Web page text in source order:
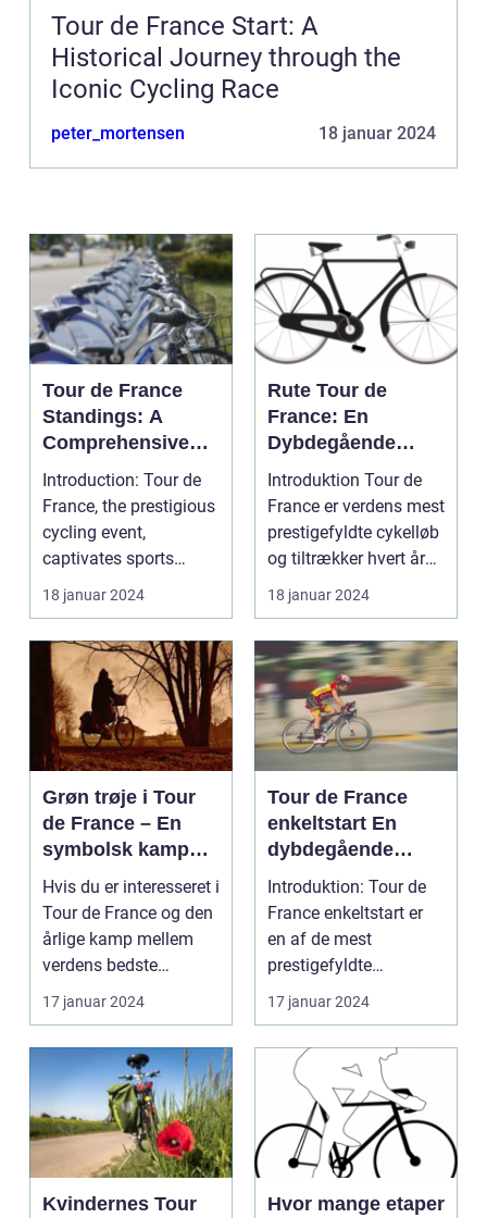
Tour de France Start: A
Historical Journey through the
Iconic Cycling Race
peter_mortensen 18 januar 2024
Tour de France
Standings: A
Comprehensive
Guide for Cycling
Enthusiasts
Introduction: Tour de
France, the prestigious
cycling event,
captivates sports
enthusiasts worldwid...
18 januar 2024
Rute Tour de
France: En
Dybdegående
Gennemgang af
Den Mest
Prestigefyldte
Cykelløbsrute i
Verden
Introduktion Tour de
France er verdens mest
prestigefyldte cykelløb
og tiltrækker hvert år
millioner...
18 januar 2024
Grøn trøje i Tour
de France – En
symbolsk kamp
om point
Hvis du er interesseret i
Tour de France og den
årlige kamp mellem
verdens bedste
cykelryttere, har ...
17 januar 2024
Tour de France
enkeltstart En
dybdegående
analyse af den
ultimative test af
rytteres
individuelle
formåen
Introduktion: Tour de
France enkeltstart er
en af de mest
prestigefyldte
discipliner inden for
prof...
17 januar 2024
Kvindernes Tour
Hvor mange etaper